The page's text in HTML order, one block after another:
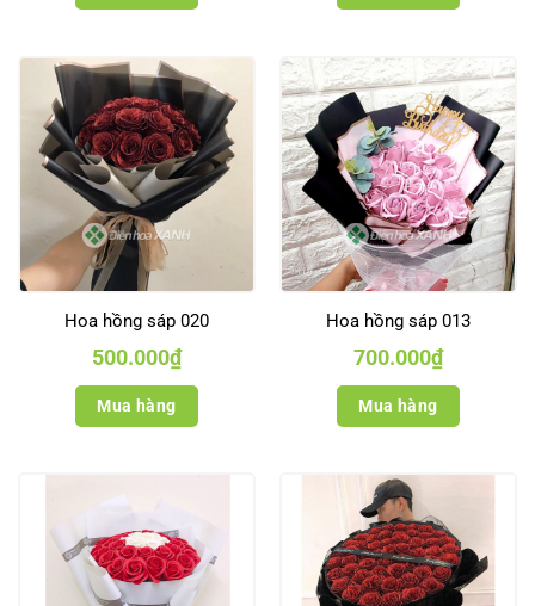
Hoa hồng sáp 020
500.000₫
Mua hàng
Hoa hồng sáp 013
700.000₫
Mua hàng